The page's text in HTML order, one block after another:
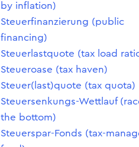
by inflation)
Steuerfinanzierung (public
financing)
Steuerlastquote (tax load
Steueroase (tax haven)
Steuer(last)quote (tax quota)
Steuersenkungs-Wettlauf
the bottom)
Steuerspar-Fonds (tax-